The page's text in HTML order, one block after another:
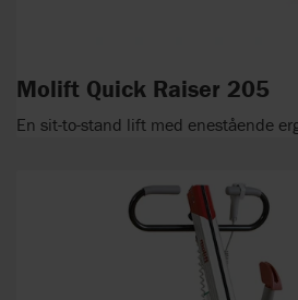
Molift Quick Raiser 205
En sit-to-stand lift med enestående